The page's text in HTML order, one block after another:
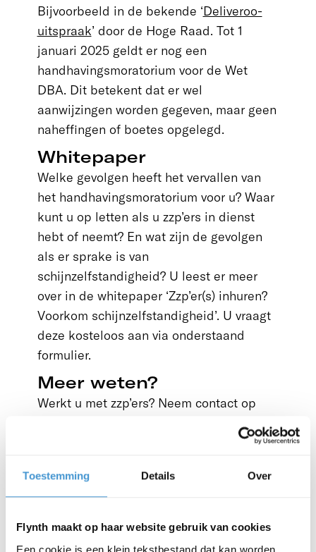
Toestemming Details Over
Flynth maakt op haar website gebruik van cookies
Een cookie is een klein tekstbestand dat kan worden
Bijvoorbeeld in de bekende ‘Deliveroo-
uitspraak’ door de Hoge Raad. Tot 1
januari 2025 geldt er nog een
handhavingsmoratorium voor de Wet
DBA. Dit betekent dat er wel
aanwijzingen worden gegeven, maar geen
naheffingen of boetes opgelegd.
Whitepaper
Welke gevolgen heeft het vervallen van
het handhavingsmoratorium voor u? Waar
kunt u op letten als u zzp’ers in dienst
hebt of neemt? En wat zijn de gevolgen
als er sprake is van
schijnzelfstandigheid? U leest er meer
over in de whitepaper ‘Zzp’er(s) inhuren?
Voorkom schijnzelfstandigheid’. U vraagt
deze kosteloos aan via onderstaand
formulier.
Meer weten?
Werkt u met zzp’ers? Neem contact op
daarvan te voorkomen. Zodat u zich kunt
focussen op uw onderneming.
Download de whitepaper: